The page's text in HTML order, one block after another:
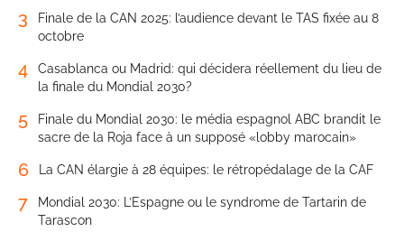
3
Finale de la CAN 2025: l’audience devant le TAS fixée au 8
octobre
4
Casablanca ou Madrid: qui décidera réellement du lieu de
la finale du Mondial 2030?
5
Finale du Mondial 2030: le média espagnol ABC brandit le
sacre de la Roja face à un supposé «lobby marocain»
6 La CAN élargie à 28 équipes: le rétropédalage de la CAF
7
Mondial 2030: L’Espagne ou le syndrome de Tartarin de
Tarascon